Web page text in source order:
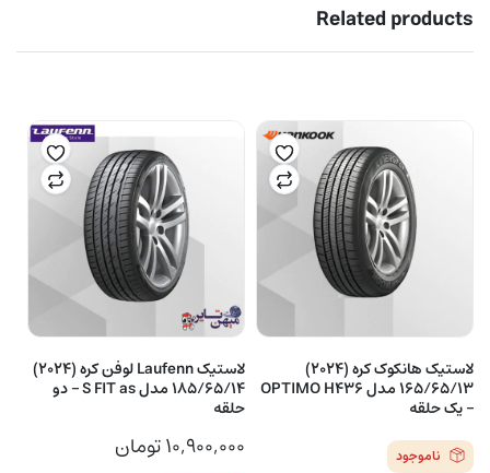
Related products
لاستیک هانکوک کره (2024)
165/65/13 مدل OPTIMO H436
– یک حلقه
ناموجود
لاستیک Laufenn لوفن کره (2024)
185/65/14 مدل S FIT as – دو
حلقه
۱۰,۹۰۰,۰۰۰تومان